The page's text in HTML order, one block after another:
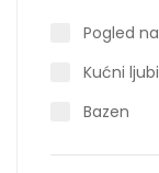
Pogled
Kućni
Bazen